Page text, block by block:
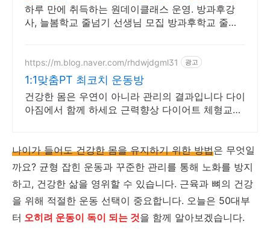
도자 양성
하루 만에 취득하는 원데이클래스 운영. 방과후강
사, 늘봄학교 줄넘기 선생님 모집 방과후학교 줄넘
https://m.blog.naver.com/rhdwjdgml31 광고
1:1맞춤PT 최코치 운동방
건강한 몸은 우연이 아니라 관리의 결과입니다 다이
아짐에서 함께 하세요 근력향상 다이어트 체형교정
나이가 들어도 건강한 몸을 유지하기 위한 방법은 무엇일
까요? 균형 잡힌 운동과 꾸준한 관리를 통해 노화를 방지
하고, 건강한 삶을 영위할 수 있습니다. 근육과 뼈의 건강
을 위해 적절한 운동 선택이 중요합니다. 오늘은 50대부
터 오히려 운동이 독이 되는 것을 함께 알아보겠습니다.